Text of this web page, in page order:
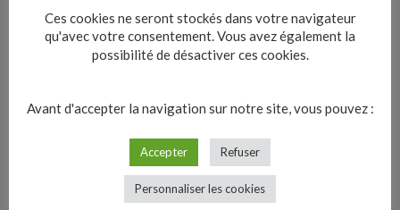
Un jugement civil étranger (divorce,
dette...) peut-il être exécuté en
France ?
Comment obtenir la copie d'un
jugement ?
Comment calcule-t-on un délai dans
une procédure civile ?
Procès civil : comment apporter un
Ces cookies ne seront stockés dans votre navigateur
qu'avec votre consentement. Vous avez également la
possibilité de désactiver ces cookies.
Avant d'accepter la navigation sur notre site, vous pouvez :
Accepter Refuser
Personnaliser les cookies